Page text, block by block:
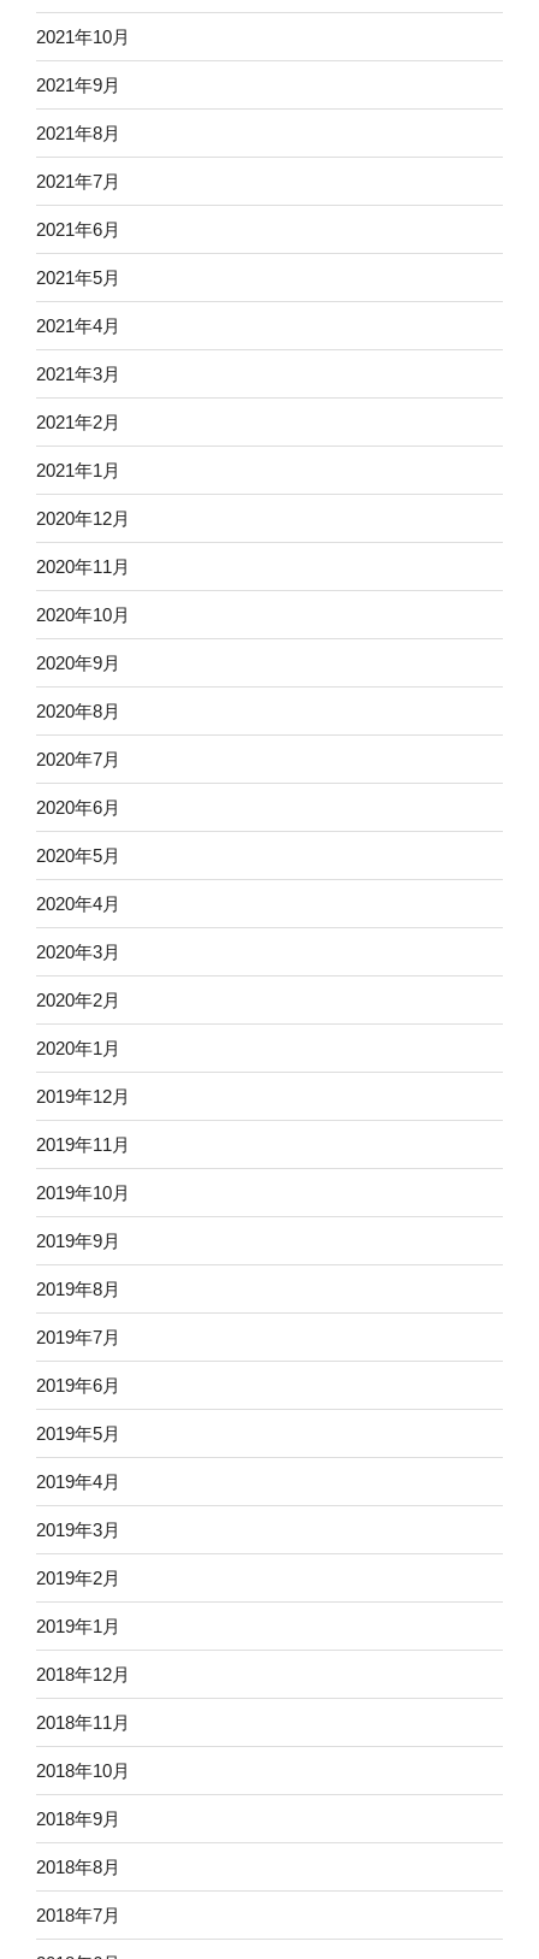
2021年10月
2021年9月
2021年8月
2021年7月
2021年6月
2021年5月
2021年4月
2021年3月
2021年2月
2021年1月
2020年12月
2020年11月
2020年10月
2020年9月
2020年8月
2020年7月
2020年6月
2020年5月
2020年4月
2020年3月
2020年2月
2020年1月
2019年12月
2019年11月
2019年10月
2019年9月
2019年8月
2019年7月
2019年6月
2019年5月
2019年4月
2019年3月
2019年2月
2019年1月
2018年12月
2018年11月
2018年10月
2018年9月
2018年8月
2018年7月